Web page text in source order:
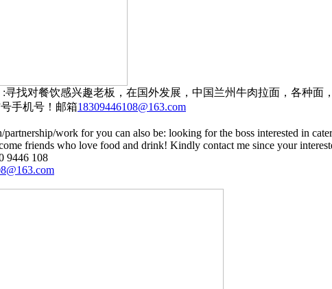
寻找对餐饮感兴趣老板，在国外发展，中国兰州牛肉拉面，各种
手机号！邮箱18309446108@163.com
partnership/work for you can also be: looking for the boss interested in
friends who love food and drink! Kindly contact me since your
9446 108